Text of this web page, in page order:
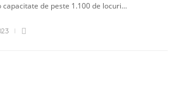
capacitate de peste 1.100 de locuri…